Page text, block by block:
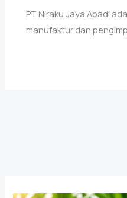
PT Niraku Jaya Abadi
manufaktur dan